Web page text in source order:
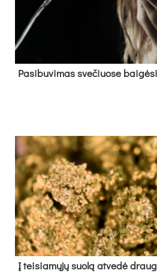
Pa­si­bu­vi­mas sve­čiuo­se
Į tei­sia­mų­jų suo­lą at­ve­dė